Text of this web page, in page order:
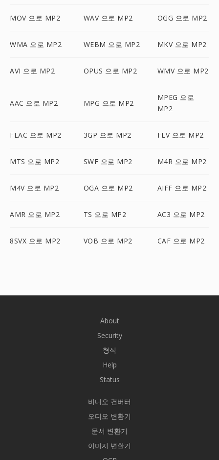
MOV 으로 MP2 WAV 으로 MP2 OGG 으로 MP2
WMA 으로 MP2 WEBM 으로 MP2 MKV 으로 MP2
AVI 으로 MP2 OPUS 으로 MP2 WMV 으로 MP2
AAC 으로 MP2 MPG 으로 MP2
MPEG 으로
MP2
FLAC 으로 MP2 3GP 으로 MP2 FLV 으로 MP2
MTS 으로 MP2 SWF 으로 MP2 M4R 으로 MP2
M4V 으로 MP2 OGA 으로 MP2 AIFF 으로 MP2
AMR 으로 MP2 TS 으로 MP2 AC3 으로 MP2
8SVX 으로 MP2 VOB 으로 MP2 CAF 으로 MP2
About
Security
형식
Help
Status
비디오 컨버터
오디오 변환기
문서 변환기
이미지 변환기